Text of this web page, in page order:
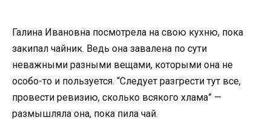
Галина Ивановна посмотрела на свою кухню, пока
закипал чайник. Ведь она завалена по сути
неважными разными вещами, которыми она не
особо-то и пользуется. “Следует разгрести тут все,
провести ревизию, сколько всякого хлама” —
размышляла она, пока пила чай.